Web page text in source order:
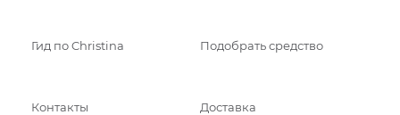
Гид по Christina Подобрать средство
Контакты Доставка